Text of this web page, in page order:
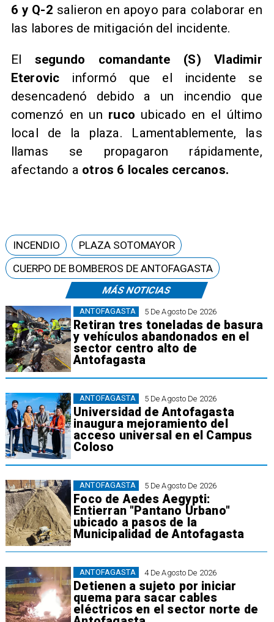
6 y Q-2 salieron en apoyo para colaborar en
las labores de mitigación del incidente.
​El segundo comandante (S) Vladimir
Eterovic informó que el incidente se
desencadenó debido a un incendio que
comenzó en un ruco ubicado en el último
local de la plaza. Lamentablemente, las
llamas se propagaron rápidamente,
afectando a otros 6 locales cercanos.
MÁS NOTICIAS
5 De Agosto De 2026
Retiran tres toneladas de basura
y vehículos abandonados en el
sector centro alto de
Antofagasta
ANTOFAGASTA
5 De Agosto De 2026
Universidad de Antofagasta
inaugura mejoramiento del
acceso universal en el Campus
Coloso
ANTOFAGASTA
5 De Agosto De 2026
Foco de Aedes Aegypti:
Entierran "Pantano Urbano"
ubicado a pasos de la
Municipalidad de Antofagasta
ANTOFAGASTA
4 De Agosto De 2026
Detienen a sujeto por iniciar
quema para sacar cables
eléctricos en el sector norte de
ANTOFAGASTA
INCENDIO
PLAZA SOTOMAYOR
CUERPO DE BOMBEROS DE ANTOFAGASTA